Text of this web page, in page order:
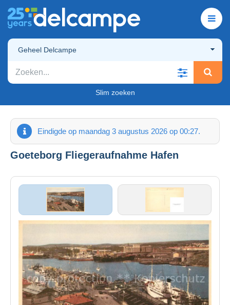
Geheel Delcampe
Slim zoeken
Eindigde op maandag 3 augustus 2026 op 00:27.
Goeteborg Fliegeraufnahme Hafen